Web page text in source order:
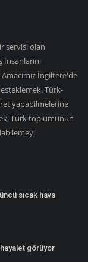
servisi olan
İngiltere'de
Türk-
yapabilmelerine
Türk toplumunun
sıcak hava
görüyor